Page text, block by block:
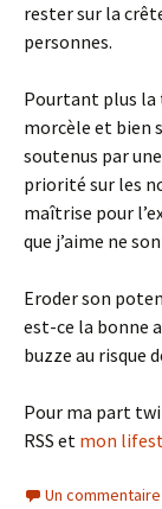
rester sur la
personnes.
Pourtant plus la
morcèle et bien
soutenus par
priorité sur les
maîtrise pour
que j’aime ne
Eroder son
est-ce la bonne
buzze au risque
Pour ma part
RSS et mon
Un